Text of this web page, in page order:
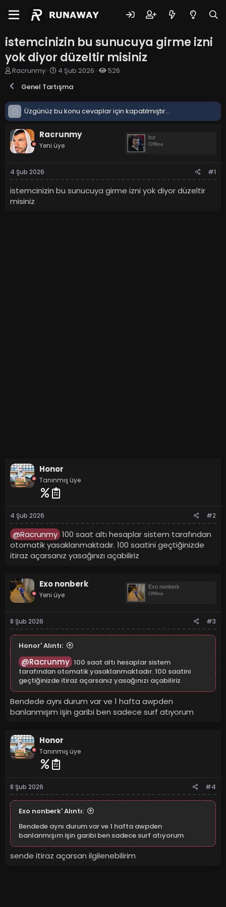
istemcinizin bu sunucuya girme izni
yok diyor düzeltir misiniz
K
n
y
u
a
ş
l
t
a
n
Racrunmy
B
ş
n
ı
ç
t
i
h
4 Şub 2026
526
Genel Tartışma
Üzgünüz bu konu cevaplar için kapatılmıştır...
Racrunmy
Yeni üye
bız
Offline
4 Şub 2026 #1
istemcinizin bu sunucuya girme izni yok diyor düzeltir
misiniz
Honor
Tanınmış üye
4 Şub 2026 #2
@Racrunmy 100 saat altı hesaplar sistem tarafından
otomatik yasaklanmaktadır. 100 saatini geçtiğinizde
itiraz açarsanız yasağınızı açabiliriz
Exo nonberk
Yeni üye
Exo nonberk
Offline
8 Şub 2026 #3
Honor' Alıntı:
@Racrunmy 100 saat altı hesaplar sistem
tarafından otomatik yasaklanmaktadır. 100 saatini
geçtiğinizde itiraz açarsanız yasağınızı açabiliriz
Bendede aynı durum var ve 1 hafta awpden
banlanmışım işin garibi ben sadece surf atıyorum
Honor
Tanınmış üye
8 Şub 2026 #4
Exo nonberk' Alıntı:
Bendede aynı durum var ve 1 hafta awpden
banlanmışım işin garibi ben sadece surf atıyorum
sende itiraz açarsan ilgilenebilirim